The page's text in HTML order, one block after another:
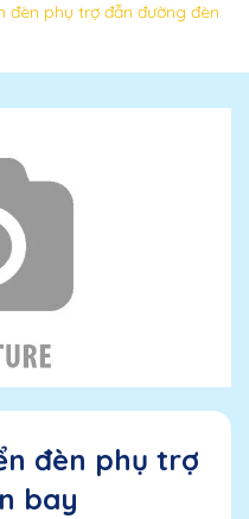
đèn phụ trợ đẫn đường đèn
đèn phụ trợ
bay